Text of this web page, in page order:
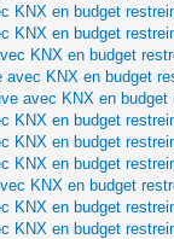
KNX en budget
KNX en budget
KNX en budget
avec KNX en budget
avec KNX en budget
KNX en budget
KNX en budget
KNX en budget
KNX en budget
KNX en budget
KNX en budget